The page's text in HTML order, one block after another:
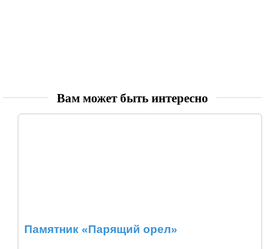
Вам может быть интересно
Памятник «Парящий орел»